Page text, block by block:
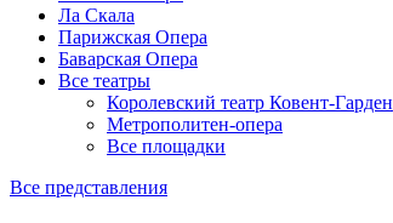
Ла Скала
Парижская Опера
Баварская Опера
Все театры
Королевский театр Ковент-Гарден
Метрополитен-опера
Все площадки
Все представления